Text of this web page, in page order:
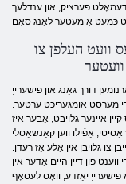
דעמאָלט פערציק, און ענדלעך
וועט העלפן צו
דורך גאַנג און פישערייַ
די מערסט אומגעריכט ערטער.
איינער גלויבט, אָבער איז
אַפֿילו ווען קאַנשאַסלי
צו גלויבן אין אַלע אַז רעדן.
ווענט פון דיין היים אָדער אין
פישערייַ יאַזדע, וואָס לעסאָף